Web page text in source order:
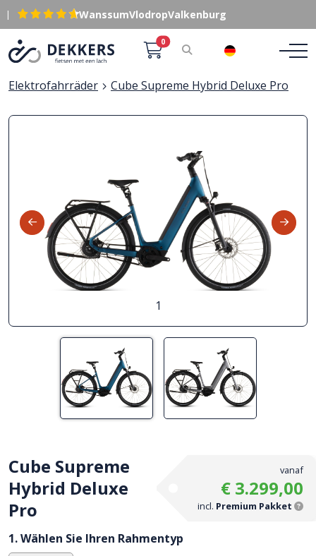
| WanssumVlodropValkenburg
0
Elektrofahrräder Cube Supreme Hybrid Deluxe Pro
1
Cube Supreme
Hybrid Deluxe
Pro
vanaf
€ 3.299,00
incl. Premium Pakket
1. Wählen Sie Ihren Rahmentyp